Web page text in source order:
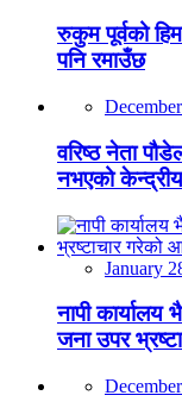
रुकुम पूर्वको
पनि रमाउँछ
वरिष्ठ नेता
नभएको
January
नापी
जना उपर